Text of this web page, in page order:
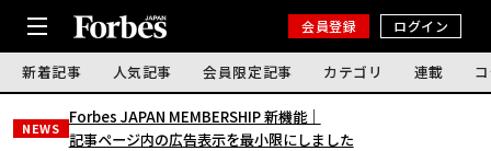
会員登録 ログイン
新着記事 人気記事 会員限定記事 カテゴリ 連載
NEWS
Forbes JAPAN MEMBERSHIP 新機能｜
記事ページ内の広告表示を最小限にしました